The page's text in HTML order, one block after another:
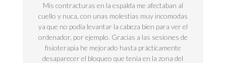
Mis contracturas en la espalda me afectaban al
cuello y nuca, con unas molestias muy incomodas
ya que no podía levantar la cabeza bien para ver el
ordenador, por ejemplo. Gracias a las sesiones de
fisioterapia he mejorado hasta prácticamente
desaparecer el bloqueo que tenía en la zona del